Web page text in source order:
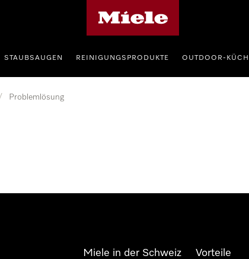
STAUBSAUGEN REINIGUNGSPRODUKTE OUTDOOR-
/ Problemlösung
Miele in der Schweiz Vorteile